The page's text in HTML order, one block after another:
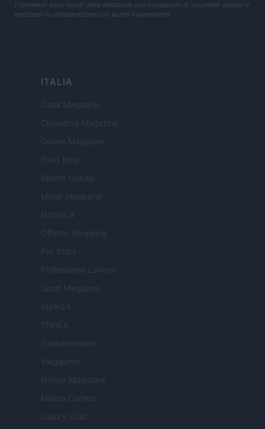
I contenuti sono curati dalla redazione con il supporto di strumenti digitali e
realizzati in collaborazione con autori indipendenti.
ITALIA
Casa Magazine
Cineverse Magazine
Donne Magazine
Food Blog
Milano Notizie
Motor Magazine
Notizie.it
Offerte Shopping
Pet Story
Professione Lavoro
Sport Magazine
Style24
Think.it
Tuobenessere
Viaggiamo
Nonne Magazine
Milano Cortina
Luxury Club